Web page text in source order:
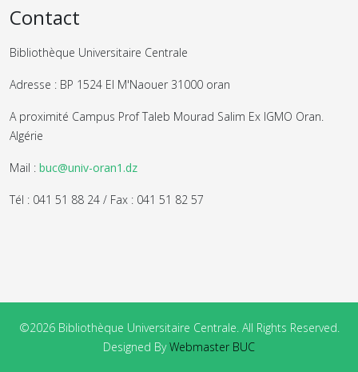
Contact
Bibliothèque Universitaire Centrale
Adresse : BP 1524 El M'Naouer 31000 oran
A proximité Campus Prof Taleb Mourad Salim Ex IGMO Oran.
Algérie
Mail : buc@univ-oran1.dz
Tél : 041 51 88 24 / Fax : 041 51 82 57
©2026 Bibliothèque Universitaire Centrale. All Rights Reserved.
Designed ByWebmaster BUC